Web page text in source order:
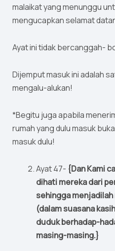
malaikat yang menunggu
mengucapkan selamat
Ayat ini tidak bercanggah-
Dijemput masuk ini adalah
mengalu-alukan!
*Begitu juga apabila
rumah yang dulu masuk
masuk dulu!
Ayat 47- {Dan Kami
dihati mereka dari
sehingga
(dalam suasana
duduk berhadap-
masing-masing.}